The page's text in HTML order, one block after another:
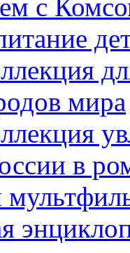
с
мира
в